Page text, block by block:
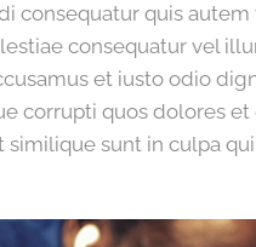
consequatur quis
consequatur vel
et iusto odio
corrupti quos dolores
sunt in culpa qui.